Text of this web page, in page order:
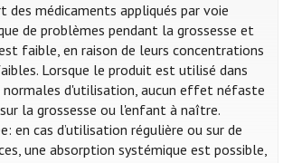
des médicaments appliqués par voie
de problèmes pendant la grossesse et
faible, en raison de leurs concentrations
Lorsque le produit est utilisé dans
normales d'utilisation, aucun effet néfaste
la grossesse ou l'enfant à naître.
en cas d’utilisation régulière ou sur de
une absorption systémique est possible,